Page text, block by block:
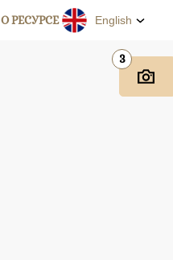
О РЕСУРСЕ English
3